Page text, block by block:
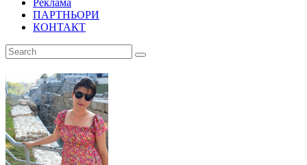
Реклама
ПАРТНЬОРИ
КОНТАКТ